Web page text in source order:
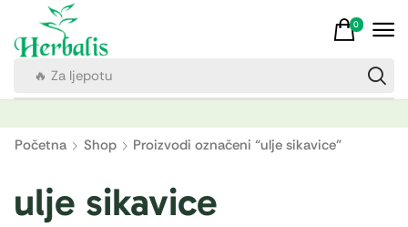
🔥 Za ljepotu
0
Početna Shop Proizvodi označeni “ulje sikavice”
ulje sikavice